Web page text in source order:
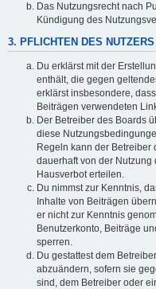
Das Nutzungsrecht nach
Kündigung des
3. PFLICHTEN DES NUTZERS
Du erklärst mit der
enthält, die gegen
erklärst insbesondere,
Beiträgen verwendeten
Der Betreiber des Boards
diese
Regeln kann der Betreiber
dauerhaft von der
Hausverbot erteilen.
Du nimmst zur Kenntnis,
Inhalte von Beiträgen
er nicht zur Kenntnis
Benutzerkonto, Beiträge
sperren.
Du gestattest dem
abzuändern, sofern sie
sind, dem Betreiber oder